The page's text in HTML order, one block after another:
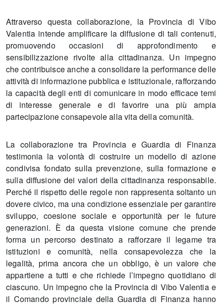
Attraverso questa collaborazione, la Provincia di Vibo
Valentia intende amplificare la diffusione di tali contenuti,
promuovendo occasioni di approfondimento e
sensibilizzazione rivolte alla cittadinanza. Un impegno
che contribuisce anche a consolidare la performance delle
attività di informazione pubblica e istituzionale, rafforzando
la capacità degli enti di comunicare in modo efficace temi
di interesse generale e di favorire una più ampia
partecipazione consapevole alla vita della comunità.
La collaborazione tra Provincia e Guardia di Finanza
testimonia la volontà di costruire un modello di azione
condivisa fondato sulla prevenzione, sulla formazione e
sulla diffusione dei valori della cittadinanza responsabile.
Perché il rispetto delle regole non rappresenta soltanto un
dovere civico, ma una condizione essenziale per garantire
sviluppo, coesione sociale e opportunità per le future
generazioni. È da questa visione comune che prende
forma un percorso destinato a rafforzare il legame tra
istituzioni e comunità, nella consapevolezza che la
legalità, prima ancora che un obbligo, è un valore che
appartiene a tutti e che richiede l’impegno quotidiano di
ciascuno. Un impegno che la Provincia di Vibo Valentia e
il Comando provinciale della Guardia di Finanza hanno